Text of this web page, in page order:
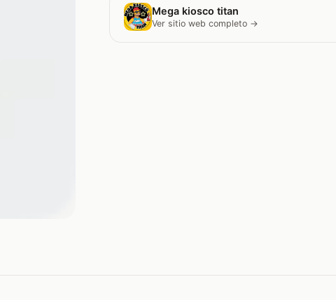
Mega kiosco titan
Ver sitio web completo →